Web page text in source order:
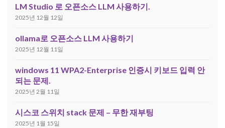
LM Studio 로 오픈소스 LLM 사용하기.
2025년 12월 12일
ollama로 오픈소스 LLM 사용하기
2025년 12월 11일
windows 11 WPA2-Enterprise 인증시 키보드 입력 안
되는 문제.
2025년 2월 11일
시스코 스위치 stack 문제 – 무한 재부팅
2025년 1월 15일